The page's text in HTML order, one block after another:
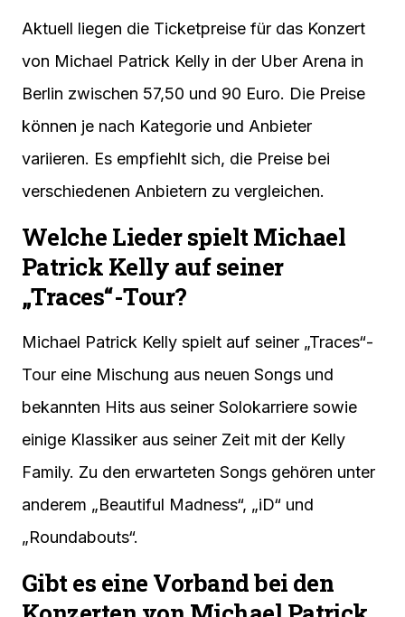
Aktuell liegen die Ticketpreise für das Konzert
von Michael Patrick Kelly in der Uber Arena in
Berlin zwischen 57,50 und 90 Euro. Die Preise
können je nach Kategorie und Anbieter
variieren. Es empfiehlt sich, die Preise bei
verschiedenen Anbietern zu vergleichen.
Welche Lieder spielt Michael
Patrick Kelly auf seiner
„Traces“-Tour?
Michael Patrick Kelly spielt auf seiner „Traces“-
Tour eine Mischung aus neuen Songs und
bekannten Hits aus seiner Solokarriere sowie
einige Klassiker aus seiner Zeit mit der Kelly
Family. Zu den erwarteten Songs gehören unter
anderem „Beautiful Madness“, „iD“ und
„Roundabouts“.
Gibt es eine Vorband bei den